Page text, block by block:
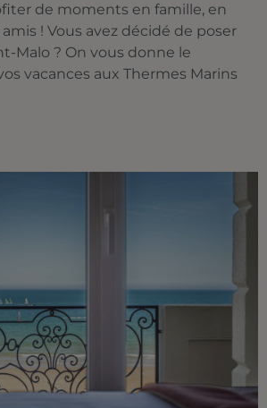
de moments en famille, en
! Vous avez décidé de poser
Malo ? On vous donne le
vacances aux Thermes Marins